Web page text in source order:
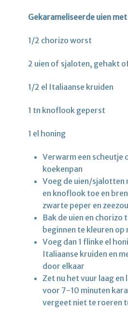
Gekarameliseerde uien
1/2 chorizo worst
2 uien of sjaloten, gehakt
1/2 el Italiaanse kruiden
1 tn knoflook geperst
1 el honing
Verwarm een scheutje
koekenpan
Voeg de uien/sjalotten
en knoflook toe en
zwarte peper en
Bak de uien en chorizo
beginnen te kleuren
Voeg dan 1 flinke el
Italiaanse kruiden en
door elkaar
Zet nu het vuur laag en
voor 7-10 minuten
vergeet niet te roeren